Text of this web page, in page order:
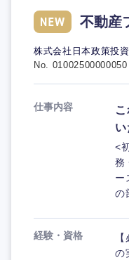
不動産
株式会社日本政策投
No. 01002500000050
仕事内容
<
務
ー
の
経験・資格
の